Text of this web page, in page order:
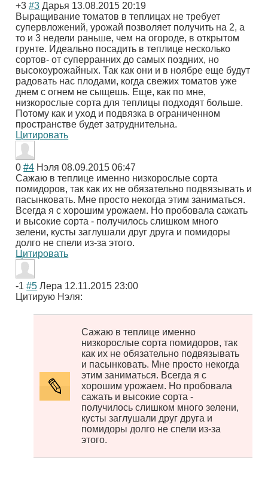
+3 #3 Дарья 13.08.2015 20:19
Выращивание томатов в теплицах не требует
супервложений, урожай позволяет получить на 2, а
то и 3 недели раньше, чем на огороде, в открытом
грунте. Идеально посадить в теплице несколько
сортов- от суперранних до самых поздних, но
высокоурожайных. Так как они и в ноябре еще будут
радовать нас плодами, когда свежих томатов уже
днем с огнем не сыщешь. Еще, как по мне,
низкорослые сорта для теплицы подходят больше.
Потому как и уход и подвязка в ограниченном
пространстве будет затруднительна.
Цитировать
0 #4 Нэля 08.09.2015 06:47
Сажаю в теплице именно низкорослые сорта
помидоров, так как их не обязательно подвязывать и
пасынковать. Мне просто некогда этим заниматься.
Всегда я с хорошим урожаем. Но пробовала сажать
и высокие сорта - получилось слишком много
зелени, кусты заглушали друг друга и помидоры
долго не спели из-за этого.
Цитировать
-1 #5 Лера 12.11.2015 23:00
Цитирую Нэля:
Сажаю в теплице именно
низкорослые сорта помидоров, так
как их не обязательно подвязывать
и пасынковать. Мне просто некогда
этим заниматься. Всегда я с
хорошим урожаем. Но пробовала
сажать и высокие сорта -
получилось слишком много зелени,
кусты заглушали друг друга и
помидоры долго не спели из-за
этого.